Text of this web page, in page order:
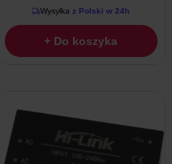
Wysyłka z Polski w 24h
+ Do koszyka